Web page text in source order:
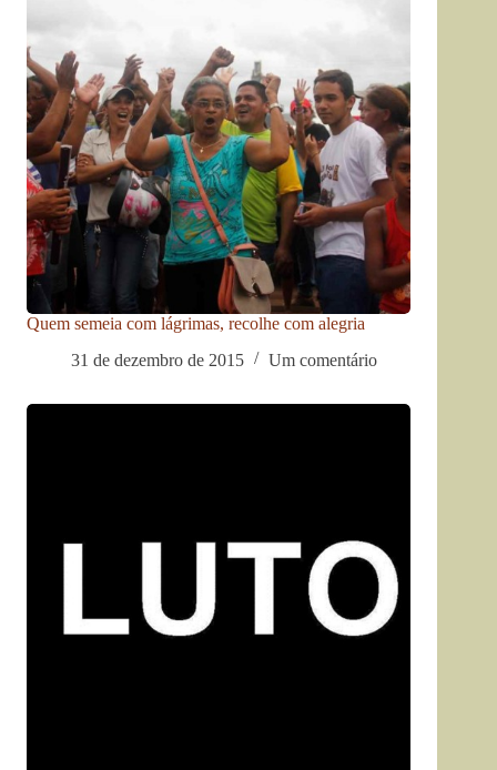
Quem semeia com lágrimas, recolhe com alegria
31 de dezembro de 2015
Um comentário